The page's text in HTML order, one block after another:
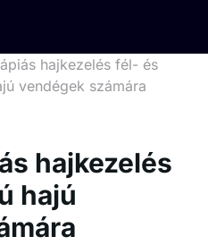
hajkezelés fél- és
vendégek számára
hajkezelés
hajú